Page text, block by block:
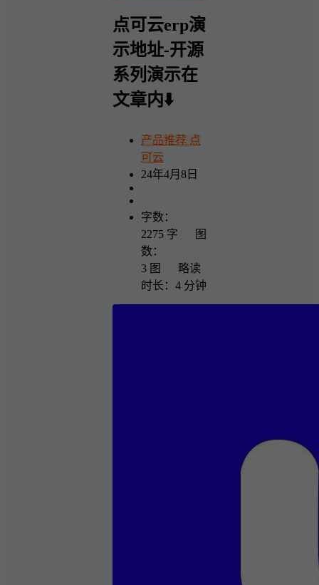
点可云erp演
示地址-开源
系列演示在
文章内⬇️
产品推荐 点
可云
24年4月8日
字数：
2275 字 图
数：
3 图 略读
时长：4 分钟